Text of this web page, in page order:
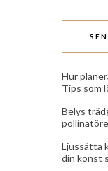
Hur
Tips som
Belys
Ljussätta
din konst